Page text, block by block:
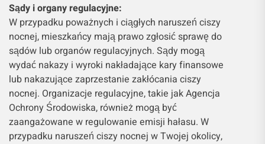
Sądy i organy regulacyjne:
W przypadku poważnych i ciągłych naruszeń ciszy
nocnej, mieszkańcy mają prawo zgłosić sprawę do
sądów lub organów regulacyjnych. Sądy mogą
wydać nakazy i wyroki nakładające kary finansowe
lub nakazujące zaprzestanie zakłócania ciszy
nocnej. Organizacje regulacyjne, takie jak Agencja
Ochrony Środowiska, również mogą być
zaangażowane w regulowanie emisji hałasu. W
przypadku naruszeń ciszy nocnej w Twojej okolicy,